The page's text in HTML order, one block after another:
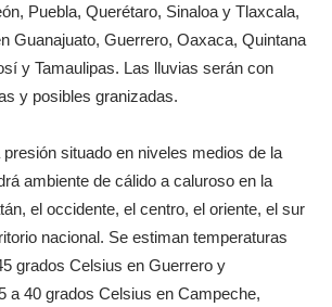
Puebla, Querétaro, Sinaloa y Tlaxcala,
Guanajuato, Guerrero, Oaxaca, Quintana
y Tamaulipas. Las lluvias serán con
y posibles granizadas.
situado en niveles medios de la
ambiente de cálido a caluroso en la
el occidente, el centro, el oriente, el sur
nacional. Se estiman temperaturas
grados Celsius en Guerrero y
a 40 grados Celsius en Campeche,